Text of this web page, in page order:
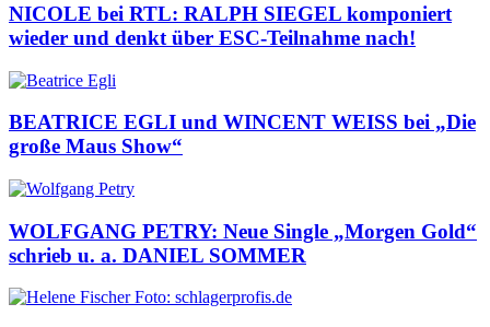
NICOLE bei RTL: RALPH SIEGEL komponiert
wieder und denkt über ESC-Teilnahme nach!
BEATRICE EGLI und WINCENT WEISS bei „Die
große Maus Show“
WOLFGANG PETRY: Neue Single „Morgen Gold“
schrieb u. a. DANIEL SOMMER